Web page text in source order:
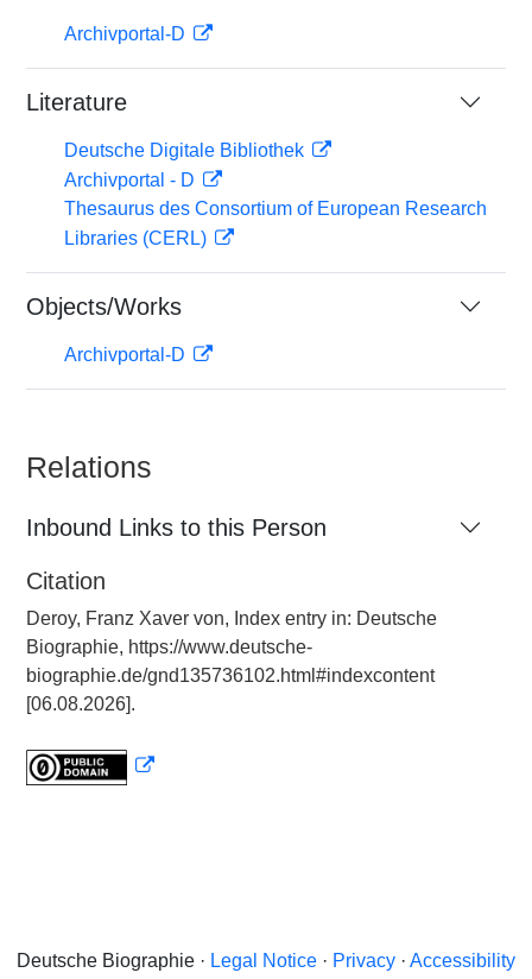
Archivportal-D
Literature
Deutsche Digitale Bibliothek
Archivportal - D
Thesaurus des Consortium of European Research
Libraries (CERL)
Objects/Works
Archivportal-D
Relations
Inbound Links to this Person
Citation
Deroy, Franz Xaver von, Index entry in: Deutsche
Biographie, https://www.deutsche-
biographie.de/gnd135736102.html#indexcontent
[06.08.2026].
Deutsche Biographie · Legal Notice · Privacy · Accessibility